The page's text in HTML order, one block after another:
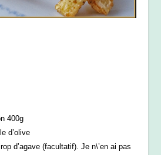
400g
d’olive
d’agave (facultatif). Je n\’en ai pas